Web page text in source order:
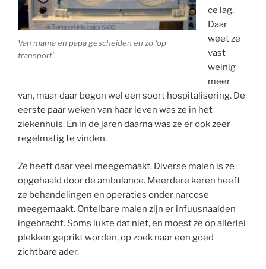
Van mama en papa gescheiden en zo ‘op
transport’.
ce lag.
Daar
weet ze
vast
weinig
meer
van, maar daar begon wel een soort hospitalisering. De
eerste paar weken van haar leven was ze in het
ziekenhuis. En in de jaren daarna was ze er ook zeer
regelmatig te vinden.
Ze heeft daar veel meegemaakt. Diverse malen is ze
opgehaald door de ambulance. Meerdere keren heeft
ze behandelingen en operaties onder narcose
meegemaakt. Ontelbare malen zijn er infuusnaalden
ingebracht. Soms lukte dat niet, en moest ze op allerlei
plekken geprikt worden, op zoek naar een goed
zichtbare ader.